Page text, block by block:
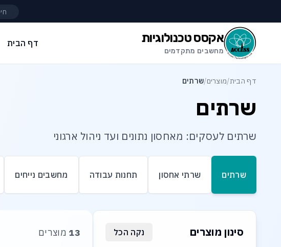
אקסס טכנולוגיות
מחשבים מתקדמים
דף הבית
דף הבית/מוצרים/שרתים
שרתים
שרתים לעסקים: מאחסון נתונים ועד ניהול ארגוני
שרתים שרתי אחסון תחנות עבודה מחשבים נייחים
סינון מוצרים נקה הכל 13 מוצרים